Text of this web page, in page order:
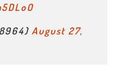
August 27,